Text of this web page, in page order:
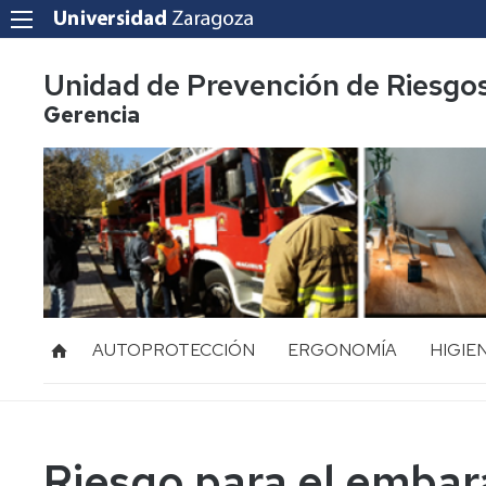
Unidad de Prevención de
Gerencia
AUTOPROTECCIÓN ERGONOMÍA
Mediación